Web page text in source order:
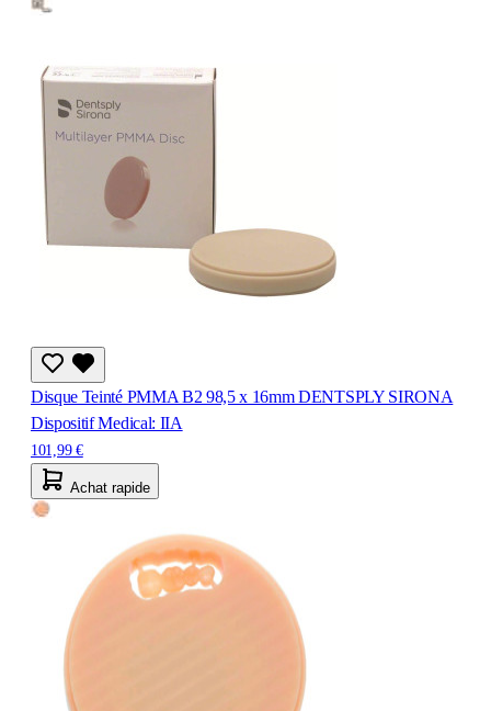
Disque Teinté PMMA B2 98,5 x 16mm DENTSPLY SIRONA
Dispositif Medical: IIA
101,99 €
Achat rapide